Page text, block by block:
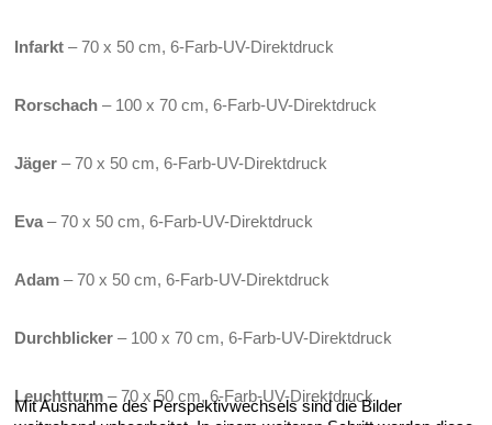
Infarkt – 70 x 50 cm, 6-Farb-UV-Direktdruck
Rorschach – 100 x 70 cm, 6-Farb-UV-Direktdruck
Jäger – 70 x 50 cm, 6-Farb-UV-Direktdruck
Eva– 70 x 50 cm, 6-Farb-UV-Direktdruck
Adam – 70 x 50 cm, 6-Farb-UV-Direktdruck
Durchblicker – 100 x 70 cm, 6-Farb-UV-Direktdruck
Leuchtturm – 70 x 50 cm, 6-Farb-UV-Direktdruck
Mit Ausnahme des Perspektivwechsels sind die Bilder